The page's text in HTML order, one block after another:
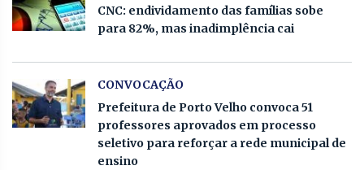
CNC: endividamento das famílias sobe
para 82%, mas inadimplência cai
CONVOCAÇÃO
Prefeitura de Porto Velho convoca 51
professores aprovados em processo
seletivo para reforçar a rede municipal de
ensino